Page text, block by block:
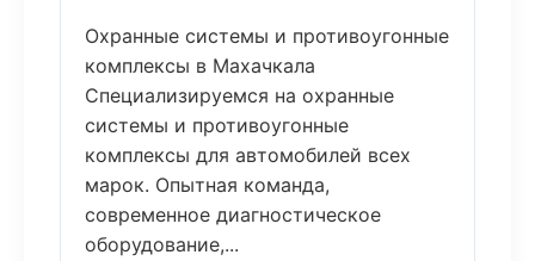
Охранные системы и противоугонные
комплексы в Махачкала
Специализируемся на охранные
системы и противоугонные
комплексы для автомобилей всех
марок. Опытная команда,
современное диагностическое
оборудование,...